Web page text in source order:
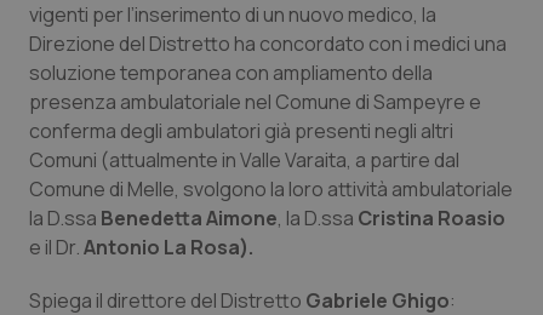
Calabria
Campania
Emilia-Romagna
Friuli Venezia Giulia
Lazio
Asma & BPCO
Car-T
Colesterolo & coronaropatie
Dermatite Atopica
Diabete & glucometri
vigenti per l’inserimento di un nuovo medico, la
Direzione del Distretto ha concordato con i medici una
soluzione temporanea con ampliamento della
presenza ambulatoriale nel Comune di Sampeyre e
conferma degli ambulatori già presenti negli altri
Comuni (attualmente in Valle Varaita, a partire dal
Comune di Melle, svolgono la loro attività ambulatoriale
la D.ssa Benedetta Aimone, la D.ssa Cristina Roasio
e il Dr.Antonio La Rosa).
Spiega il direttore del Distretto Gabriele Ghigo: